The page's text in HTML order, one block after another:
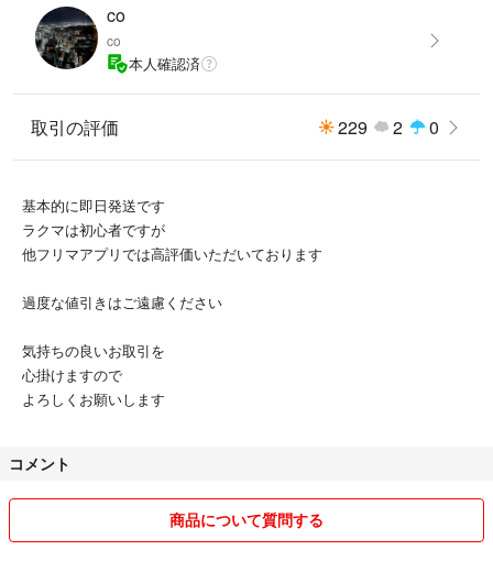
co
co
本人確認済
取引の評価 229 2 0
基本的に即日発送です
ラクマは初心者ですが
他フリマアプリでは高評価いただいております
過度な値引きはご遠慮ください
気持ちの良いお取引を
心掛けますので
よろしくお願いします
コメント
商品について質問する